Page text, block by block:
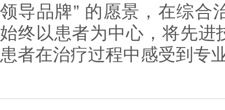
领导品牌” 的愿景，在综合
始终以患者为中心，将先
患者在治疗过程中感受到专